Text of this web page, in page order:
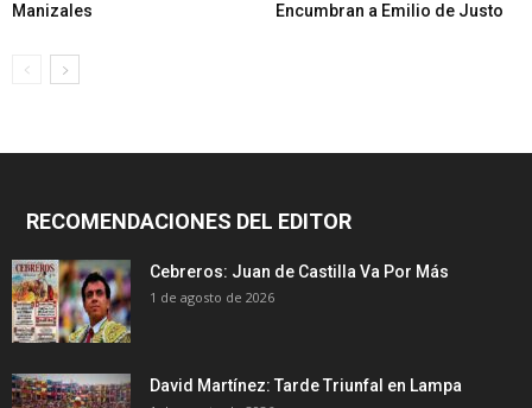
Manizales
Encumbran a Emilio de Justo
RECOMENDACIONES DEL EDITOR
Cebreros: Juan de Castilla Va Por Más
1 de agosto de 2026
David Martínez: Tarde Triunfal en Lampa